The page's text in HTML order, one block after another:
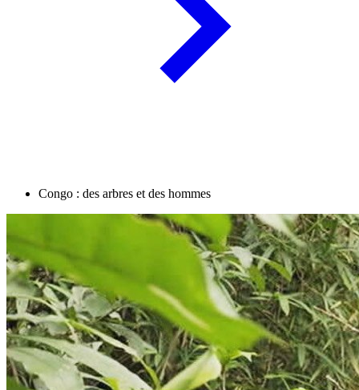
Congo : des arbres et des hommes